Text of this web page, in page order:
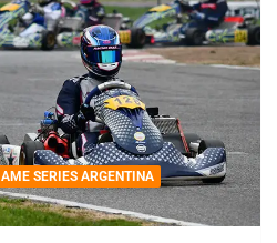
IAME SERIES ARGENTINA